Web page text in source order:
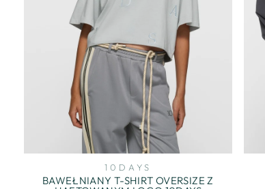
10DAYS
BAWEŁNIANY T-SHIRT OVERSIZE Z